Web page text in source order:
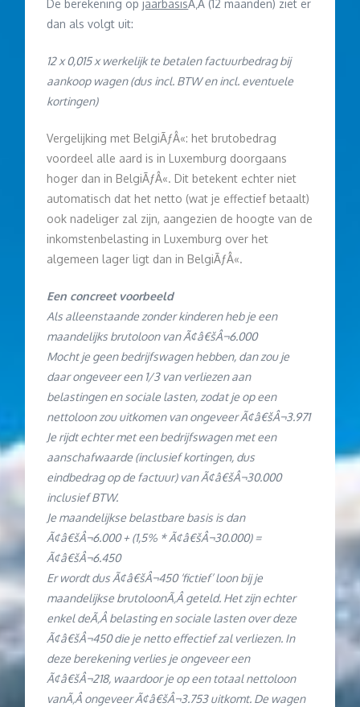
De berekening opjaarbasisÃ‚Â (12 maanden) ziet er
dan als volgt uit:
12 x 0,015 x werkelijk te betalen factuurbedrag bij
aankoop wagen (dus incl. BTW en incl. eventuele
kortingen)
Vergelijking met BelgiÃƒÂ«: het brutobedrag
voordeel alle aard is in Luxemburg doorgaans
hoger dan in BelgiÃƒÂ«. Dit betekent echter niet
automatisch dat het netto (wat je effectief betaalt)
ook nadeliger zal zijn, aangezien de hoogte van de
inkomstenbelasting in Luxemburg over het
algemeen lager ligt dan in BelgiÃƒÂ«.
Een concreet voorbeeld
Als alleenstaande zonder kinderen heb je een
maandelijks brutoloon van Ã¢â€šÂ¬6.000
Mocht je geen bedrijfswagen hebben, dan zou je
daar ongeveer een 1/3 van verliezen aan
belastingen en sociale lasten, zodat je op een
nettoloon zou uitkomen van ongeveer Ã¢â€šÂ¬3.971
Je rijdt echter met een bedrijfswagen met een
aanschafwaarde (inclusief kortingen, dus
eindbedrag op de factuur) van Ã¢â€šÂ¬30.000
inclusief BTW.
Je maandelijkse belastbare basis is dan
Ã¢â€šÂ¬6.000 + (1,5% * Ã¢â€šÂ¬30.000) =
Ã¢â€šÂ¬6.450
Er wordt dus Ã¢â€šÂ¬450 ‘fictief’ loon bij je
maandelijkse brutoloonÃ‚Â geteld. Het zijn echter
enkel deÃ‚Â belasting en sociale lasten over deze
Ã¢â€šÂ¬450 die je netto effectief zal verliezen. In
deze berekening verlies je ongeveer een
Ã¢â€šÂ¬218, waardoor je op een totaal nettoloon
vanÃ‚Â ongeveer Ã¢â€šÂ¬3.753 uitkomt. De wagen